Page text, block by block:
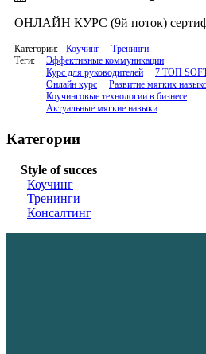
ОНЛАЙН КУРС (9й поток)
Категории: Коучинг
Тренинги
Теги:
Эффективные коммуникации
Курс для руководителей
7 ТОП
Онлайн курс
Развитие мягких
Коучинговые технологии в бизнесе
Актуальные мягкие навыки
Категории
Style of succes
Коучинг
Тренинги
Консалтинг